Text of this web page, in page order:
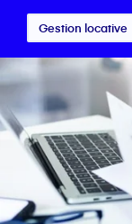
Gestion locative